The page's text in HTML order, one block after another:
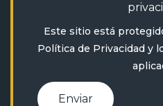
Este sitio está
Política de Privacidad y
Enviar